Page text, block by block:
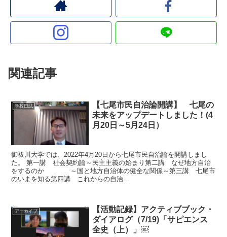
関連記事
学校日誌
【七尾市民自治論開講】 七尾の
未来をアップデートしました！(4
月20日～5月24日）
御祓川大学では、2022年4月20日から七尾市民自治論を開講しまし
た。 第一講 社会契約論～民主主義の始まり第二講 なぜ地方自治
をするのか ～国と地方自治体の健全な関係～第三講 七尾市
のいまを知る第四講 これからの自治...
アーカイブ
【活動記録】アクティブブック・
ダイアログ（7/19)「サピエンス
全史（上）」￼